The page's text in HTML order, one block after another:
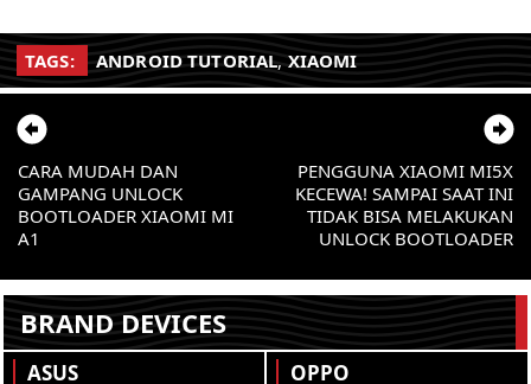
TAGS: ANDROID TUTORIAL, XIAOMI
PENGGUNA XIAOMI MI5X
KECEWA! SAMPAI SAAT INI
TIDAK BISA MELAKUKAN
UNLOCK BOOTLOADER
CARA MUDAH DAN
GAMPANG UNLOCK
BOOTLOADER XIAOMI MI
A1
BRAND DEVICES
ASUS
OPPO